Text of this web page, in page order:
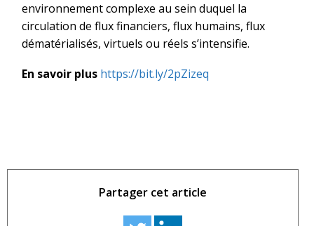
environnement complexe au sein duquel la
circulation de flux financiers, flux humains, flux
dématérialisés, virtuels ou réels s’intensifie.
En savoir plus https://bit.ly/2pZizeq
Partager cet article